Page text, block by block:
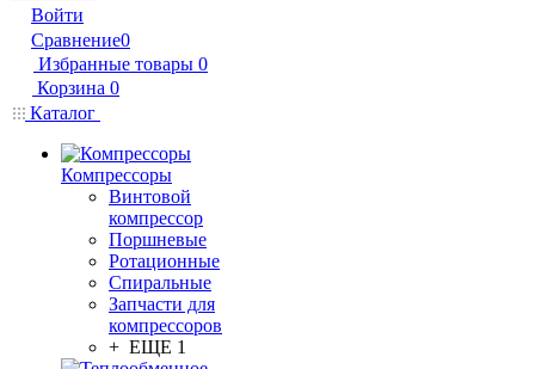
Войти
Сравнение0
Избранные товары 0
Корзина 0
Каталог
Компрессоры
Винтовой
компрессор
Поршневые
Ротационные
Спиральные
Запчасти для
компрессоров
+ ЕЩЕ 1